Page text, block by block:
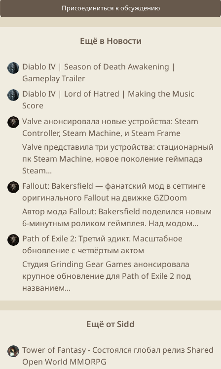
Генеральный директорUbisoftИв Гиймо сказал:
«Как видите, эта отрасль регулярно меняется с
считаем блокчейн одним из таких циклов. Это будет
означать больше игр
большему количеству игроков реально
зарабатывать контент, собственный контент, и мы
думаем, что это будет значительно расширять
индустрию»
«Таким образом, мы работали со многими
небольшими компаниями, работающими в
блокчейне, и у нас начинаются хорошие ноу-хау о
том, как мы можем повлиять на отрасль. Мы хотим
быть одним из ключевых игроков»
Что ж , это было ожидаемо. Это они увидели
MIR4 вSteam?)
Важно понимать, что Play to Earn не означает
бесплатно
, это скорее инвестирование - вы так же
ключевая разница, в остальном добавляется только
блокчейн, который позволит получить больше
ценность для игровых итемов.
Присоединиться к обсуждению
Ещё в Новости
Diablo IV | Season of Death Awakening |
Gameplay Trailer
Diablo IV | Lord of Hatred | Making the Music
Score
Valve анонсировала новые устройства: Steam
Controller, Steam Machine, и Steam Frame
Valve представила три устройства: стационарный
пк Steam Machine, новое поколение геймпада
Steam...
Fallout: Bakersfield — фанатский мод в сеттинге
оригинального Fallout на движке GZDoom
Автор мода Fallout: Bakersfield поделился новым
6-минутным роликом геймплея. Над модом...
Path of Exile 2: Третий эдикт. Масштабное
обновление с четвёртым актом
Студия Grinding Gear Games анонсировала
крупное обновление для Path of Exile 2 под
названием...
Ещё от Sidd
Tower of Fantasy - Состоялся глобал релиз Shared
Open World MMORPG